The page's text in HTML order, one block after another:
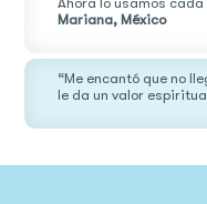
Mariana, México
“Me encantó que no
le da un valor